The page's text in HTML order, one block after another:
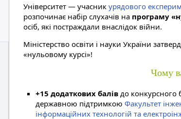
Університет — учасник урядового
розпочинає набір слухачів на програму
осіб, які постраждали внаслідок війни.
Міністерство освіти і науки України
«нульовому курсі»!
Чому
+15 додаткових балів до конкурсного
державною підтримкою Факультет
інформаційних технологій та